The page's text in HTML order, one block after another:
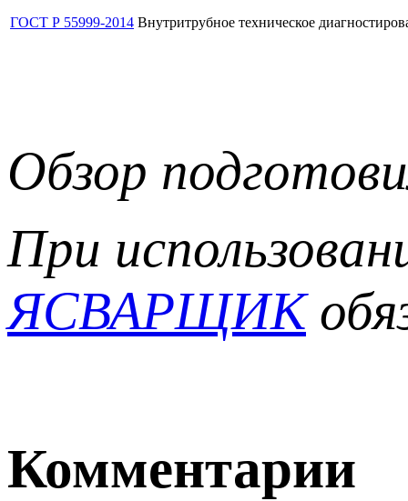
ГОСТ Р 55999-2014 Внутритрубное техническое
Обзор
При
ЯСВАРЩИК
Комментарии